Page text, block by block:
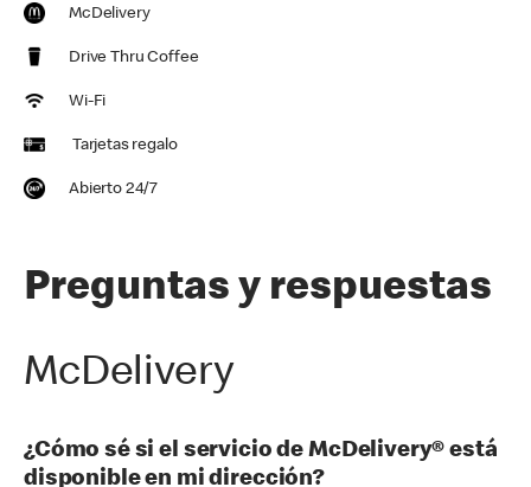
McDelivery
Drive Thru Coffee
Wi-Fi
Tarjetas regalo
Abierto 24/7
Preguntas y respuestas
McDelivery
¿Cómo sé si el servicio de McDelivery® está
disponible en mi dirección?